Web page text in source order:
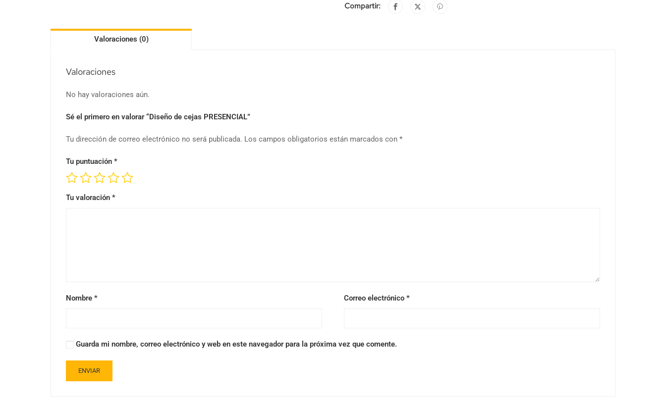
Compartir:
Valoraciones (0)
Valoraciones
No hay valoraciones aún.
Sé el primero en valorar “Diseño de cejas PRESENCIAL”
Tu dirección de correo electrónico no será publicada. Los campos obligatorios están marcados con *
Tu puntuación *
Tu valoración *
Nombre * Correo electrónico *
Guarda mi nombre, correo electrónico y web en este navegador para la próxima vez que comente.